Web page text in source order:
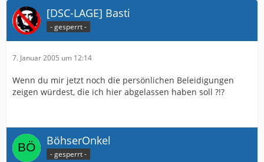
[DSC-LAGE] Basti
- gesperrt -
7. Januar 2005 um 12:14
Wenn du mir jetzt noch die persönlichen Beleidigungen
zeigen würdest, die ich hier abgelassen haben soll ?!?
BöhserOnkel
- gesperrt -